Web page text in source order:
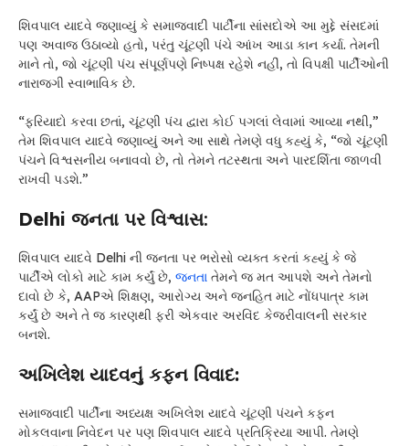
શિવપાલ યાદવે જણાવ્યું કે સમાજવાદી પાર્ટીના સાંસદોએ આ મુદ્દે સંસદમાં
પણ અવાજ ઉઠાવ્યો હતો, પરંતુ ચૂંટણી પંચે આંખ આડા કાન કર્યા. તેમની
માને તો, જો ચૂંટણી પંચ સંપૂર્ણપણે નિષ્પક્ષ રહેશે નહીં, તો વિપક્ષી પાર્ટીઓની
નારાજગી સ્વાભાવિક છે.
“ફરિયાદો કરવા છતાં, ચૂંટણી પંચ દ્વારા કોઈ પગલાં લેવામાં આવ્યા નથી,”
તેમ શિવપાલ યાદવે જણાવ્યું અને આ સાથે તેમણે વધુ કહ્યું કે, “જો ચૂંટણી
પંચને વિશ્વસનીય બનાવવો છે, તો તેમને તટસ્થતા અને પારદર્શિતા જાળવી
રાખવી પડશે.”
Delhi જનતા પર વિશ્વાસ:
શિવપાલ યાદવે Delhi ની જનતા પર ભરોસો વ્યક્ત કરતાં કહ્યું કે જે
પાર્ટીએ લોકો માટે કામ કર્યું છે, જનતા તેમને જ મત આપશે અને તેમનો
દાવો છે કે, AAPએ શિક્ષણ, આરોગ્ય અને જનહિત માટે નોંધપાત્ર કામ
કર્યું છે અને તે જ કારણથી ફરી એકવાર અરવિંદ કેજરીવાલની સરકાર
બનશે.
અખિલેશ યાદવનું કફન વિવાદ:
સમાજવાદી પાર્ટીના અધ્યક્ષ અખિલેશ યાદવે ચૂંટણી પંચને કફન
મોકલવાના નિવેદન પર પણ શિવપાલ યાદવે પ્રતિક્રિયા આપી. તેમણે